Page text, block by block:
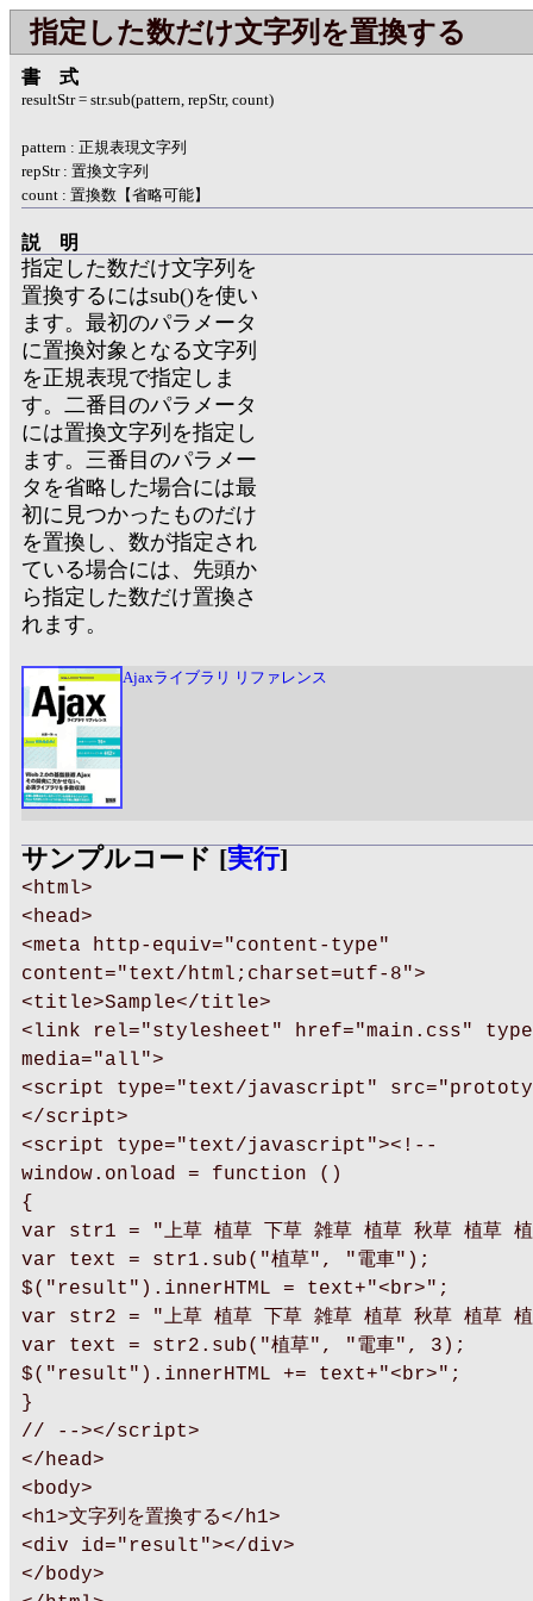
指定した数だけ文字列を置換する
書式
resultStr = str.sub(pattern, repStr, count)
pattern : 正規表現文字列
repStr : 置換文字列
count : 置換数【省略可能】
説明
指定した数だけ文字列を
置換するにはsub()を使い
ます。最初のパラメータ
に置換対象となる文字列
を正規表現で指定しま
す。二番目のパラメータ
には置換文字列を指定し
ます。三番目のパラメー
タを省略した場合には最
初に見つかったものだけ
を置換し、数が指定され
ている場合には、先頭か
ら指定した数だけ置換さ
れます。
Ajaxライブラリ リファレンス
サンプルコード [実行]
<html>
<head>
<meta http-equiv="content-type"
content="text/html;charset=utf-8">
<title>Sample</title>
<link rel="stylesheet" href="main.css"
media="all">
<script type="text/javascript"
</script>
<script type="text/javascript"><!--
window.onload = function ()
{
var str1 = "上草 植草 下草 雑草 植草 秋草 植草
var text = str1.sub("植草", "電車");
$("result").innerHTML = text+"<br>";
var str2 = "上草 植草 下草 雑草 植草 秋草 植草
var text = str2.sub("植草", "電車", 3);
$("result").innerHTML += text+"<br>";
}
// --></script>
</head>
<body>
<h1>文字列を置換する</h1>
<div id="result"></div>
</body>